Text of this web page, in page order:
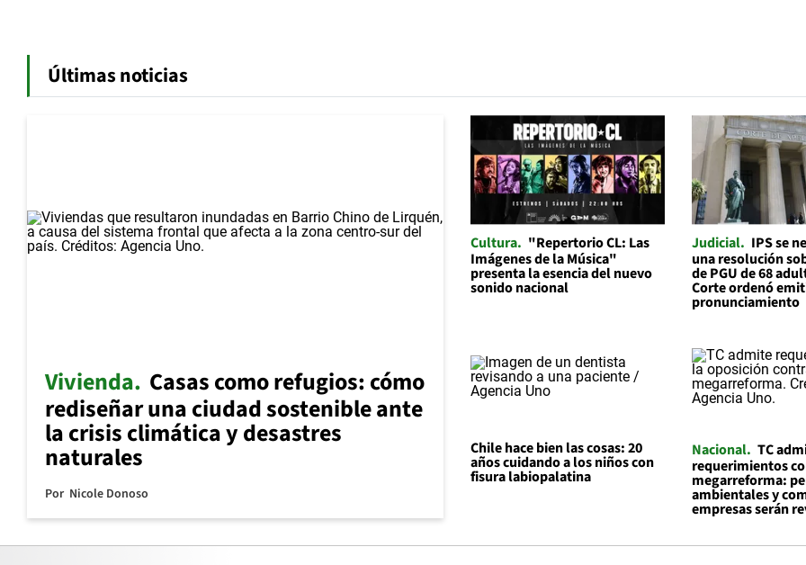
Últimas noticias
Vivienda Casas como refugios: cómo
rediseñar una ciudad sostenible ante
la crisis climática y desastres
naturales
Por Nicole Donoso
Cultura
"Repertorio CL: Las
Imágenes de la Música"
presenta la esencia del nuevo
sonido nacional
Judicial IPS se
una resolución
de PGU de 68
Corte ordenó
pronunciamiento
Chile hace bien las cosas: 20
años cuidando a los niños con
fisura labiopalatina
Nacional TC
requerimientos
megarreforma:
ambientales y
empresas serán